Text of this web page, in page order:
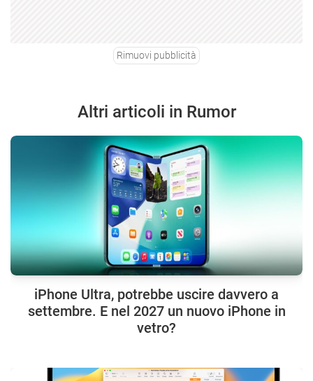
Rimuovi pubblicità
Altri articoli in Rumor
iPhone Ultra, potrebbe uscire davvero a
settembre. E nel 2027 un nuovo iPhone in
vetro?